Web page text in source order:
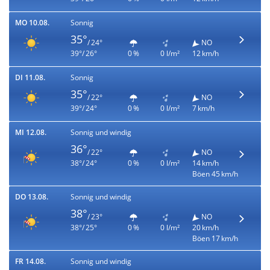
MO 10.08. Sonnig
35°/ 24°
39°/ 26°
0 % 0 l/m²
NO
12 km/h
DI 11.08. Sonnig
35°/ 22°
39°/ 24°
0 % 0 l/m²
NO
7 km/h
MI 12.08. Sonnig und windig
36°/ 22°
38°/ 24°
0 % 0 l/m²
NO
14 km/h
Böen 45 km/h
DO 13.08. Sonnig und windig
38°/ 23°
38°/ 25°
0 % 0 l/m²
NO
20 km/h
Böen 17 km/h
FR 14.08. Sonnig und windig